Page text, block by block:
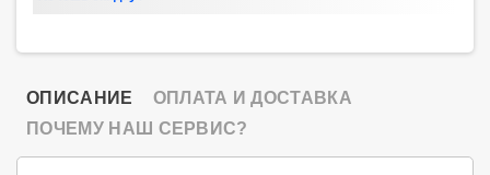
ОПИСАНИЕ
ОПЛАТА И ДОСТАВКА
ПОЧЕМУ НАШ СЕРВИС?